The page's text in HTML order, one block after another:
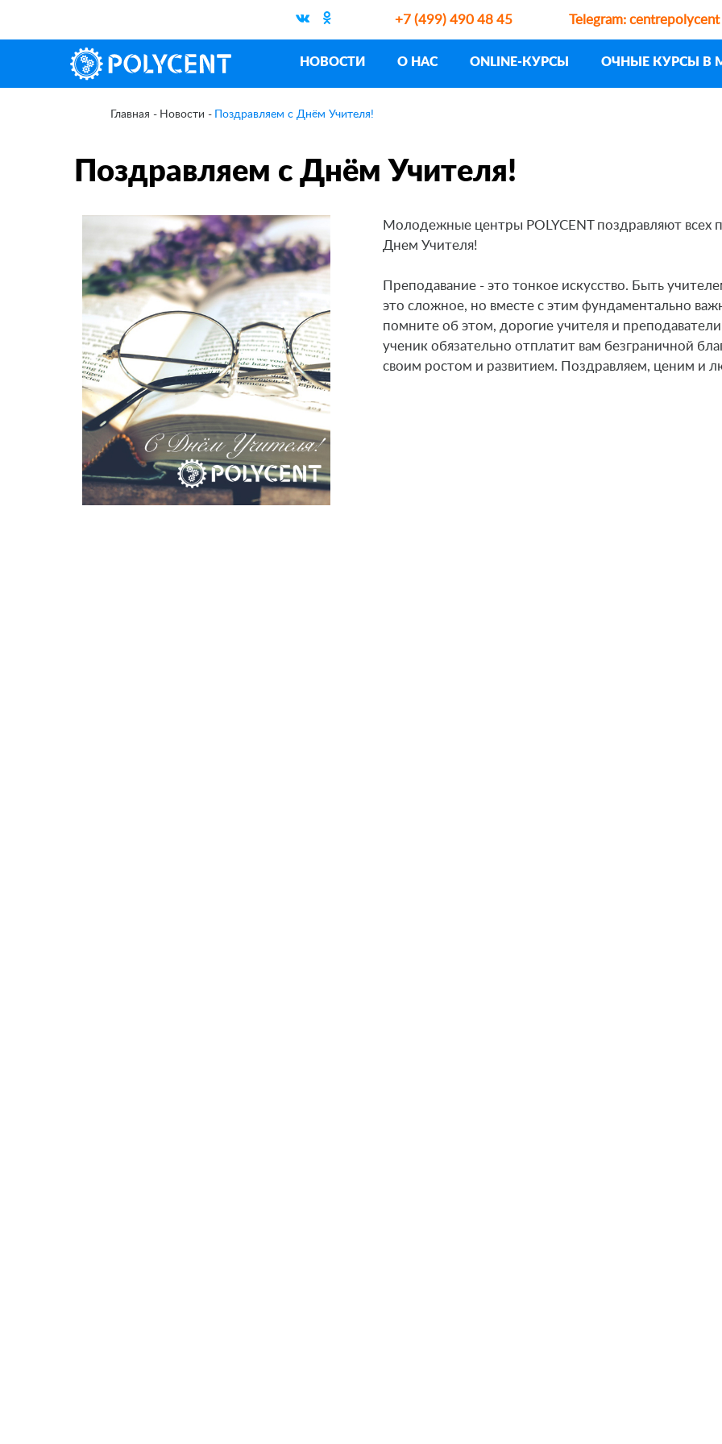
+7 (499) 490 48 45 Telegram:
НОВОСТИ О НАС ONLINE-КУРСЫ ОЧНЫЕ КУРСЫ В
Главная Новости Поздравляем с Днём Учителя!
Поздравляем с Днём Учителя!
Молодежные центры POLYCENT поздравляют всех
Днем Учителя!
Преподавание - это тонкое искусство. Быть
это сложное, но вместе с этим фундаментально
помните об этом, дорогие учителя и
ученик обязательно отплатит вам безграничной
своим ростом и развитием. Поздравляем, ценим и